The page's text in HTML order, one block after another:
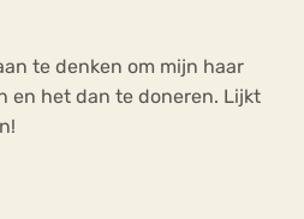
te denken om mijn haar
en het dan te doneren. Lijkt